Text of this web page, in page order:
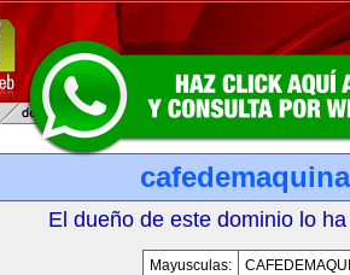
El dueño de este dominio lo
Mayusculas: